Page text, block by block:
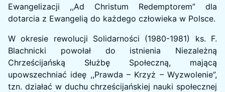
Ewangelizacji ,,Ad Christum Redemptorem” dla
dotarcia z Ewangelią do każdego człowieka w Polsce.
W okresie rewolucji Solidarności (1980-1981) ks. F.
Blachnicki powołał do istnienia Niezależną
Chrześcijańską Służbę Społeczną, mającą
upowszechniać ideę ,,Prawda – Krzyż – Wyzwolenie”,
tzn. działać w duchu chrześcijańskiej nauki społecznej